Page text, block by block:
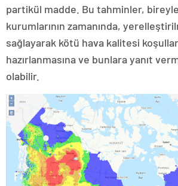
partikül madde. Bu tahminler,
kurumlarının zamanında,
sağlayarak kötü hava kalitesi
hazırlanmasına ve bunlara yanıt
olabilir.